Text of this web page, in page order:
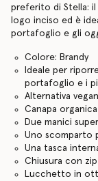
preferito di Stella:
logo inciso ed è
portafoglio e gli
Colore: Brandy
Ideale per
portafoglio e i
Alternativa
Canapa
Due manici
Uno scomparto
Una tasca
Chiusura con zip
Lucchetto in